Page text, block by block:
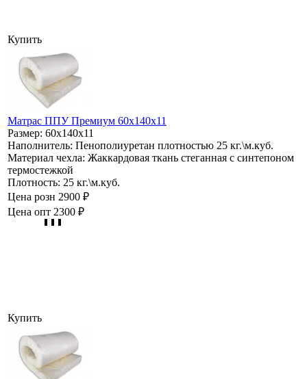
Купить
Матрас ППУ Премиум 60х140х11
Размер: 60х140х11
Наполнитель: Пенополиуретан плотностью 25 кг.\м.куб.
Материал чехла: Жаккардовая ткань стеганная с синтепоном
термостежкой
Плотность: 25 кг.\м.куб.
Цена розн 2900 ₽
Цена опт 2300 ₽
Купить